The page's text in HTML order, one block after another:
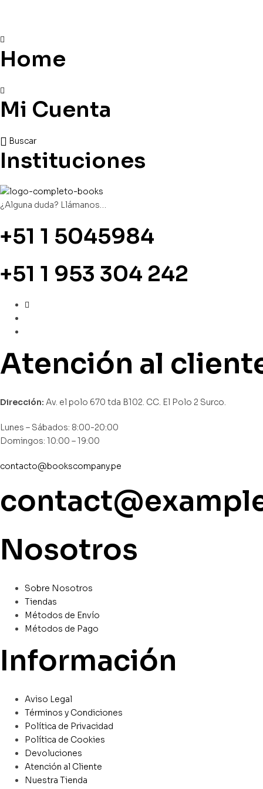
Home
Mi Cuenta
Buscar
Instituciones
¿Alguna duda? Llámanos…
+51 1 5045984
+51 1 953 304 242
Atención al
Dirección: Av. el polo 670 tda B102. CC. El Polo 2 Surco.
Lunes – Sábados: 8:00-20:00
Domingos: 10:00 – 19:00
contacto@bookscompany.pe
Nosotros
Sobre Nosotros
Tiendas
Métodos de Envío
Métodos de Pago
Información
Aviso Legal
Términos y Condiciones
Política de Privacidad
Política de Cookies
Devoluciones
Atención al Cliente
Nuestra Tienda